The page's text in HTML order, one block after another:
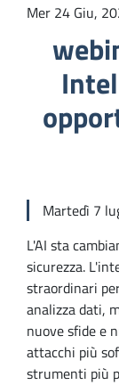
Mer 24 Giu,
Martedì 7
L'AI sta
sicurezza.
straordinari
analizza dati,
nuove sfide e
attacchi più
strumenti più